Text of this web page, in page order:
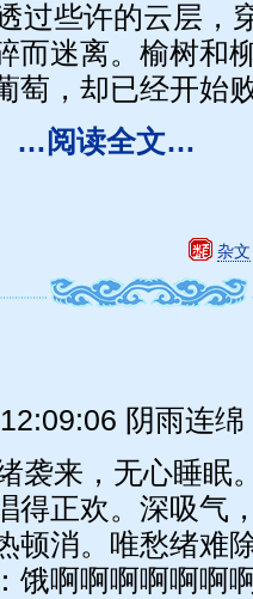
过些许的云层，
而迷离。榆树和
萄，却已经开始
…阅读全文…
杂文
阴雨连绵
袭来，无心睡眠
得正欢。深吸气
顿消。唯愁绪难
饿啊啊啊啊啊啊